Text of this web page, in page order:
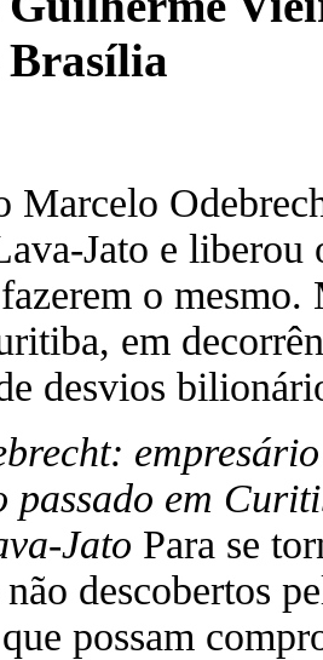
Brasília
Marcelo
Jato e liberou
o
em
desvios
passado em
Jato Para se
descobertos
possam